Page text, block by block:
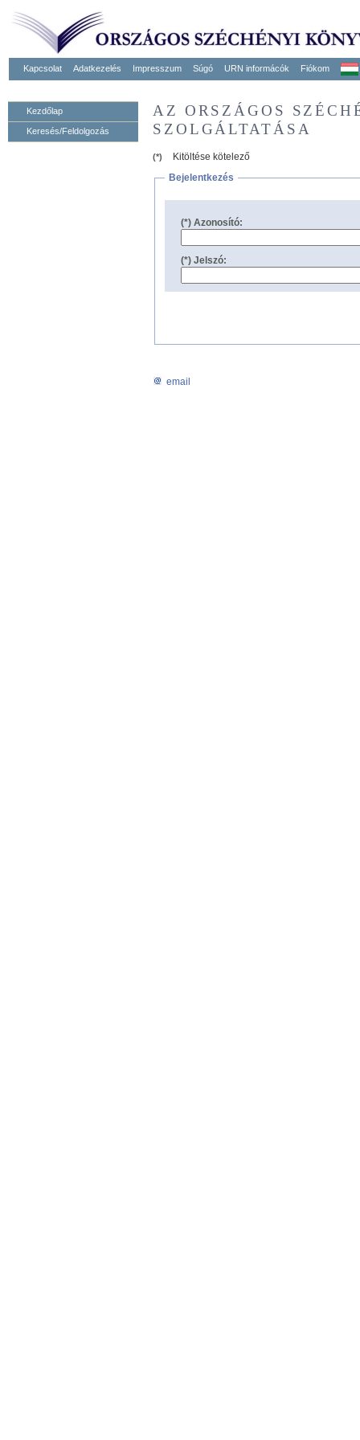
Kapcsolat Adatkezelés Impresszum Súgó URN informácók Fiókom
Kezdőlap
Keresés/Feldolgozás
AZ ORSZÁGOS
SZOLGÁLTATÁSA
(*)
Kitöltése kötelező
Bejelentkezés
(*) Azonosító:
(*) Jelszó:
email